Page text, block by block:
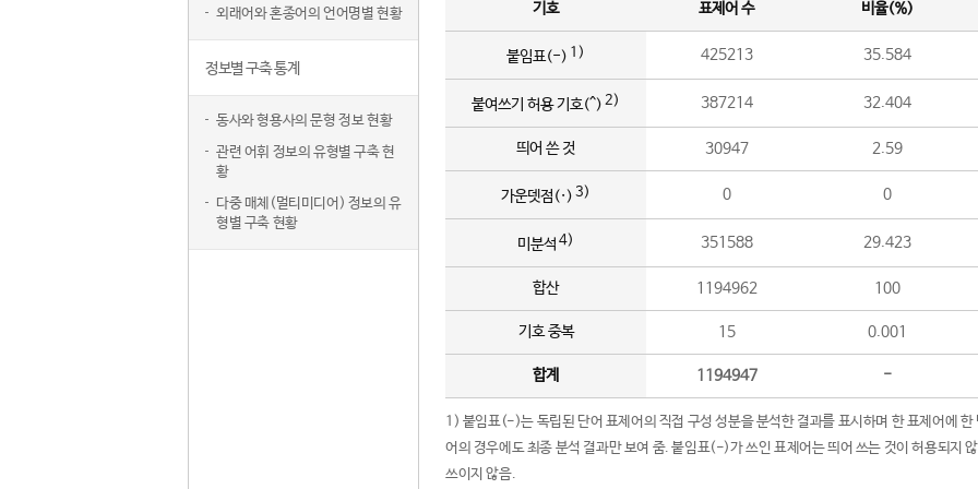
외래어와 혼종어의 언어명별 현황
정보별 구축 통계
동사와 형용사의 문형 정보 현황
관련 어휘 정보의 유형별 구축 현
황
다중 매체(멀티미디어) 정보의 유
형별 구축 현황
기호 표제어 수 비율(%)
붙임표(-) 1) 425213 35.584
붙여쓰기 허용 기호(^) 2) 387214 32.404
띄어 쓴 것 30947 2.59
가운뎃점(·) 3) 0 0
미분석 4) 351588 29.423
합산 1194962 100
기호 중복 15 0.001
합계 1194947 -
1) 붙임표(-)는 독립된 단어 표제어의 직접 구성 성분을 분석한 결과를 표시하며 한 표제어에
어의 경우에도 최종 분석 결과만 보여 줌. 붙임표(-)가 쓰인 표제어는 띄어 쓰는 것이 허용되지
쓰이지 않음.